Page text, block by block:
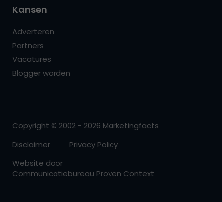
Kansen
Adverteren
Partners
Vacatures
Blogger worden
Copyright © 2002 - 2026 Marketingfacts
Disclaimer
Privacy Policy
Website door
Communicatiebureau Proven Context